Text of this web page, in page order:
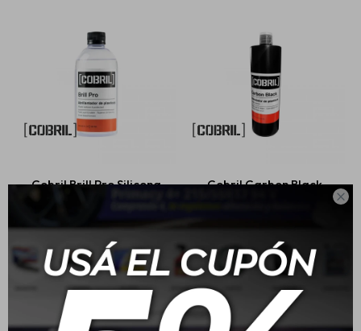

Cobril Brill Pro Silicona
Cobril Carbon Black
Hidratador De Plasticos